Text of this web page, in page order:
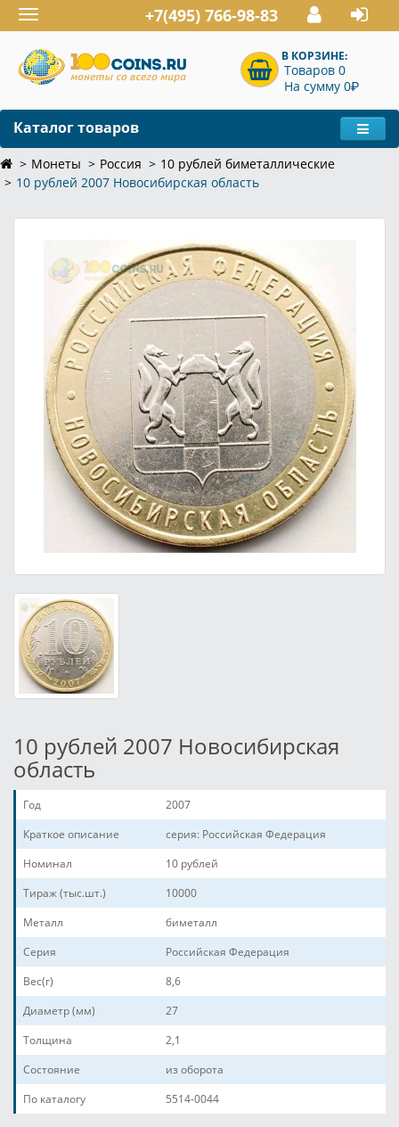
Toggle
navigation
+7(495) 766-98-83
В КОРЗИНЕ:
Товаров 0
На сумму 0P
Каталог товаров
Монеты Россия
10 рублей биметаллические
10 рублей 2007 Новосибирская область
10 рублей 2007 Новосибирская
область
Год
2007
Краткое описание
серия: Российская Федерация
Номинал
10 рублей
Тираж (тыс.шт.)
10000
Металл
биметалл
Серия
Российская Федерация
Вес(г)
8,6
Диаметр (мм)
27
Толщина
2,1
Состояние
из оборота
По каталогу
5514-0044